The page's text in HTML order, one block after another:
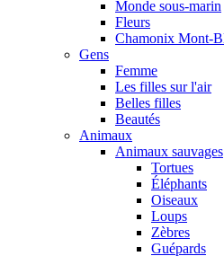
Monde sous-marin
Fleurs
Chamonix Mont-
Gens
Femme
Les filles sur l'air
Belles filles
Beautés
Animaux
Animaux sauvages
Tortues
Éléphants
Oiseaux
Loups
Zèbres
Guépards